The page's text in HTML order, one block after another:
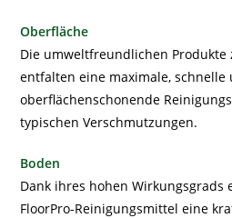
Oberfläche
Die umweltfreundlichen
entfalten eine maximale, schnelle
oberflächenschonende
typischen Verschmutzungen.
Boden
Dank ihres hohen Wirkungsgrads
FloorPro-Reinigungsmittel eine